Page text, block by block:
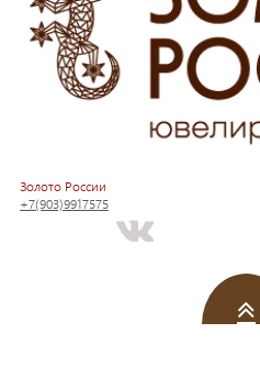
Золото России
+7(903)9917575